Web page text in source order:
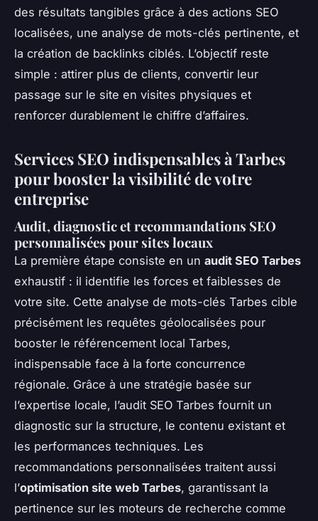
des résultats tangibles grâce à des actions SEO
localisées, une analyse de mots-clés pertinente, et
la création de backlinks ciblés. L’objectif reste
simple : attirer plus de clients, convertir leur
passage sur le site en visites physiques et
renforcer durablement le chiffre d’affaires.
Services SEO indispensables à Tarbes
pour booster la visibilité de votre
entreprise
Audit, diagnostic et recommandations SEO
personnalisées pour sites locaux
La première étape consiste en un audit SEO Tarbes
exhaustif : il identifie les forces et faiblesses de
votre site. Cette analyse de mots-clés Tarbes cible
précisément les requêtes géolocalisées pour
booster le référencement local Tarbes,
indispensable face à la forte concurrence
régionale. Grâce à une stratégie basée sur
l’expertise locale, l’audit SEO Tarbes fournit un
diagnostic sur la structure, le contenu existant et
les performances techniques. Les
recommandations personnalisées traitent aussi
l’optimisation site web Tarbes, garantissant la
pertinence sur les moteurs de recherche comme